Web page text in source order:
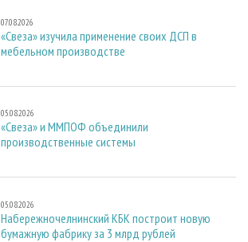
07.08.2026
«Свеза» изучила применение своих ДСП в
мебельном производстве
05.08.2026
«Свеза» и ММПОФ объединили
производственные системы
05.08.2026
Набережночелнинский КБК построит новую
бумажную фабрику за 3 млрд рублей